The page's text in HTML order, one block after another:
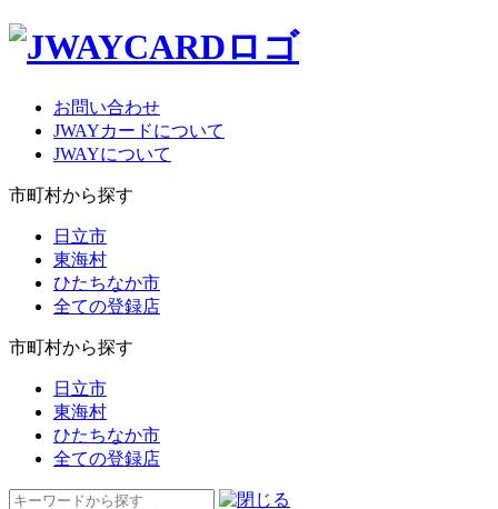
お問い合わせ
JWAYカードについて
JWAYについて
市町村から探す
日立市
東海村
ひたちなか市
全ての登録店
市町村から探す
日立市
東海村
ひたちなか市
全ての登録店
検